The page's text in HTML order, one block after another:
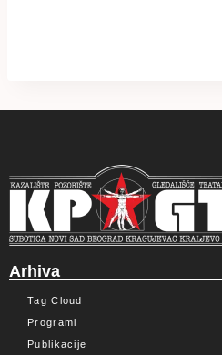
Arhiva
Tag Cloud
Programi
Publikacije